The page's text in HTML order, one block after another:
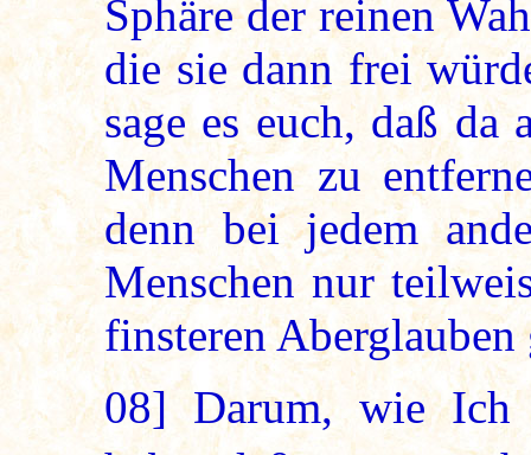
Sphäre der reinen
die sie dann frei
sage es euch, daß
Menschen zu
denn bei jedem
Menschen nur
finsteren Aberglauben
08] Darum, wie Ich